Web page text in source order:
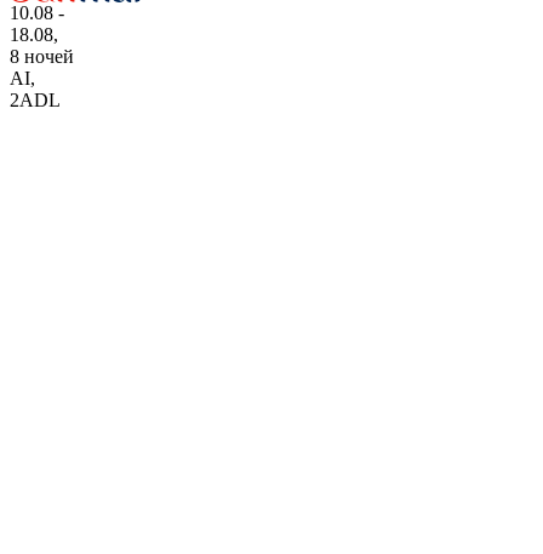
10.08 -
18.08,
8 ночей
AI,
2ADL